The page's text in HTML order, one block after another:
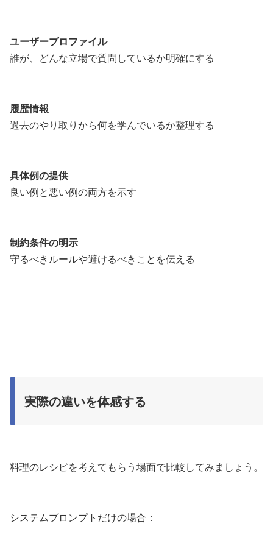
ユーザープロファイル
誰が、どんな立場で質問しているか明確にする
履歴情報
過去のやり取りから何を学んでいるか整理する
具体例の提供
良い例と悪い例の両方を示す
制約条件の明示
守るべきルールや避けるべきことを伝える
実際の違いを体感する
料理のレシピを考えてもらう場面で比較してみましょう。
システムプロンプトだけの場合：